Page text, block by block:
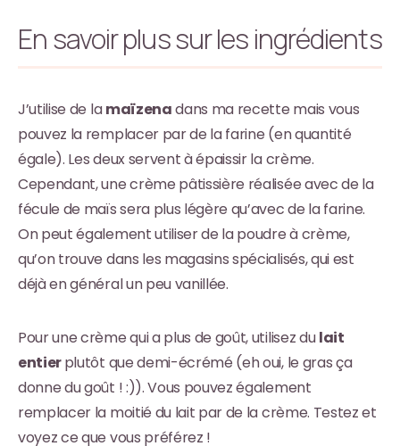
En savoir plus sur les ingrédients
J’utilise de lamaïzenadans ma recette mais vous
pouvez la remplacer par de la farine (en quantité
égale). Les deux servent à épaissir la crème.
Cependant, une crème pâtissière réalisée avec de la
fécule de maïs sera plus légère qu’avec de la farine.
On peut également utiliser de la poudre à crème,
qu’on trouve dans les magasins spécialisés, qui est
déjà en général un peu vanillée.
Pour une crème qui a plus de goût, utilisez dulait
entierplutôt que demi-écrémé (eh oui, le gras ça
donne du goût ! :)). Vous pouvez également
remplacer la moitié du lait par de la crème. Testez et
voyez ce que vous préférez !